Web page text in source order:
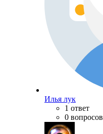
Илья лук
1 ответ
0 вопросов